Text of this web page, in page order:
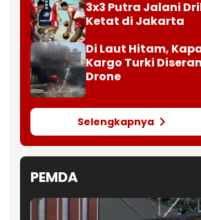
3x3 Putra Jalani
Ketat di Jakarta
Di Laut Hitam,
Kargo Turki
Drone
Selengkapnya
PEMDA